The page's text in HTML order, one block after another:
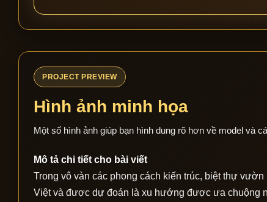
PROJECT PREVIEW
Hình ảnh minh họa
Một số hình ảnh giúp bạn hình dung rõ hơn về model và
Mô tả chi tiết cho bài viết
Trong vô vàn các phong cách kiến trúc, biệt thự
Việt và được dự đoán là xu hướng được ưa chuộng